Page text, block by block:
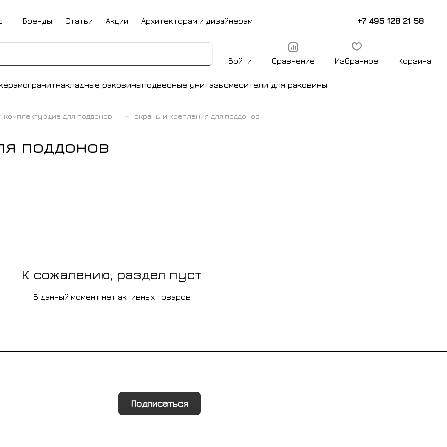
Бренды Статьи Акции Архитекторам и дизайнерам +7 495 128 21 58
Войти Сравнение Избранное Корзина
накладные раковиныподвесные унитазысмесители для раковины
комплектующие для поддонов – экраны и крепления для поддонов
поддонов
К сожалению, раздел пуст
В данный момент нет активных товаров
Подписаться